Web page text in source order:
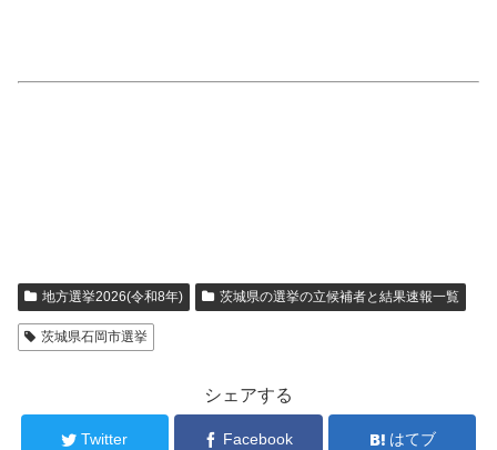
地方選挙2026(令和8年) 茨城県の選挙の立候補者と結果速報一覧
茨城県石岡市選挙
シェアする
Twitter Facebook はてブ